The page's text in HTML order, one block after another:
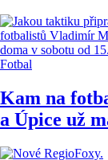
Fotbal
Kam na
a Úpice už